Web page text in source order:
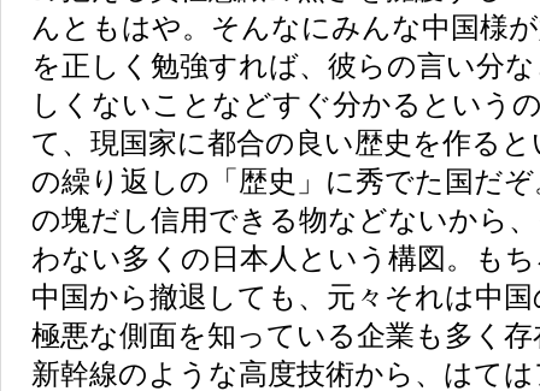
んともはや。そんなにみんな中国様
を正しく勉強すれば、彼らの言い分
しくないことなどすぐ分かるという
て、現国家に都合の良い歴史を作ると
の繰り返しの「歴史」に秀でた国だ
の塊だし信用できる物などないから
わない多くの日本人という構図。も
中国から撤退しても、元々それは中
極悪な側面を知っている企業も多く
新幹線のような高度技術から、はて